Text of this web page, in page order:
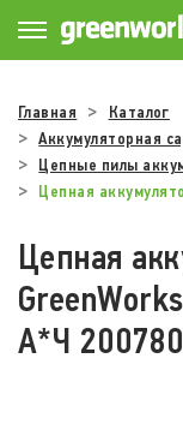
Главная
Каталог
Аккумуляторная
Цепные пилы
Цепная
Цепная
А*Ч